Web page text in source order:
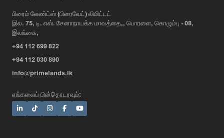
பிரைம் லேண்ட்ஸ் (பிரைவேட்) லிமிட்டட்
இல. 75, டி. எஸ். சேனாநாயக்க மாவத்தை,, பொரளை, கொழும்பு - 08,
இலங்கை,
+94 112 699 822
+94 112 030 890
info@primelands.lk
எங்களைப் பின்தொடரவும்: